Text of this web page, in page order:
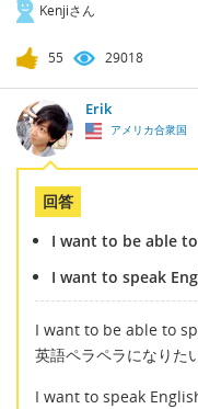
Kenjiさん
55 29018
Erik
アメリカ合衆国
回答
I want to be able
I want to speak
I want to be able to
英語ペラペラになりた
I want to speak